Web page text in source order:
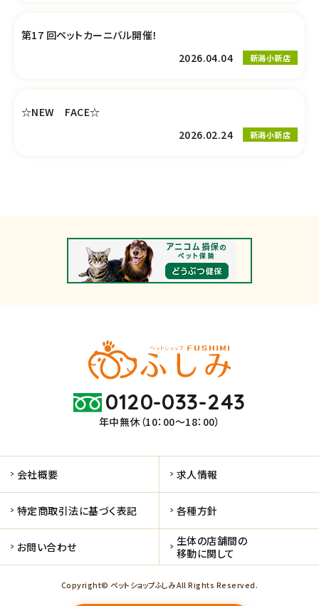
第17 回ペットカーニバル開催！
2026.04.04
新潟小新店
☆NEW FACE☆
2026.02.24
新潟小新店
0120-033-243
年中無休（10：00～18：00）
会社概要 求人情報
特定商取引法に基づく表記 各種方針
お問い合わせ
生体の店舗間の
移動に関して
Copyright© ペットショップふしみ All Rights Reserved.